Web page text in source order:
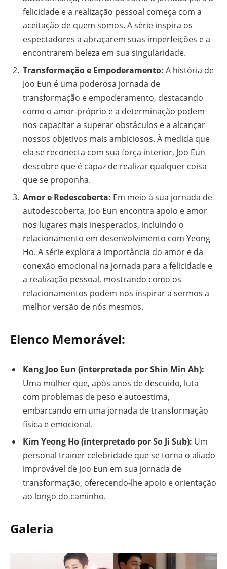
felicidade e a realização pessoal começa com a
aceitação de quem somos. A série inspira os
espectadores a abraçarem suas imperfeições e a
encontrarem beleza em sua singularidade.
Transformação e Empoderamento: A história de
Joo Eun é uma poderosa jornada de
transformação e empoderamento, destacando
como o amor-próprio e a determinação podem
nos capacitar a superar obstáculos e a alcançar
nossos objetivos mais ambiciosos. À medida que
ela se reconecta com sua força interior, Joo Eun
descobre que é capaz de realizar qualquer coisa
que se proponha.
Amor e Redescoberta: Em meio à sua jornada de
autodescoberta, Joo Eun encontra apoio e amor
nos lugares mais inesperados, incluindo o
relacionamento em desenvolvimento com Yeong
Ho. A série explora a importância do amor e da
conexão emocional na jornada para a felicidade e
a realização pessoal, mostrando como os
relacionamentos podem nos inspirar a sermos a
melhor versão de nós mesmos.
Elenco Memorável:
Kang Joo Eun (interpretada por Shin Min Ah):
Uma mulher que, após anos de descuido, luta
com problemas de peso e autoestima,
embarcando em uma jornada de transformação
física e emocional.
Kim Yeong Ho (interpretado por So Ji Sub): Um
personal trainer celebridade que se torna o aliado
improvável de Joo Eun em sua jornada de
transformação, oferecendo-lhe apoio e orientação
ao longo do caminho.
Galeria